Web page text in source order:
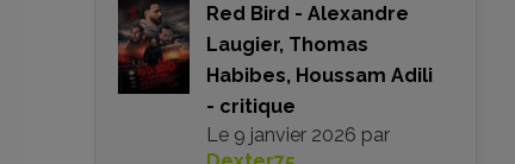
Red Bird - Alexandre
Laugier, Thomas
Habibes, Houssam Adili
- critique
Le 9 janvier 2026 par